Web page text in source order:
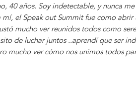
40 años. Soy indetectable, y nunca me
el Speak out Summit fue como abrir
mucho ver reunidos todos como
de luchar juntos ..aprendí que ser
mucho ver cómo nos unimos todos